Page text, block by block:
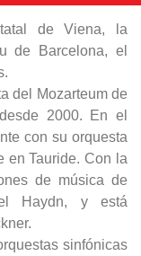
de Viena, la
de Barcelona, el
del Mozarteum de
2000. En el
con su orquesta
en Tauride. Con la
de música de
Haydn, y está
sinfónicas